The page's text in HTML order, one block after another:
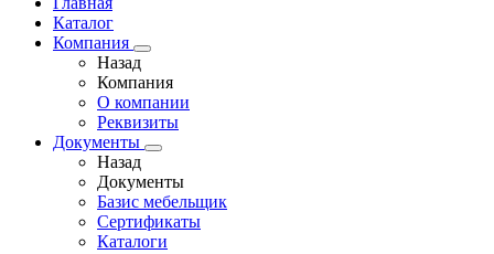
Каталог
Компания
Назад
Компания
О компании
Реквизиты
Документы
Назад
Документы
Базис мебельщик
Сертификаты
Каталоги